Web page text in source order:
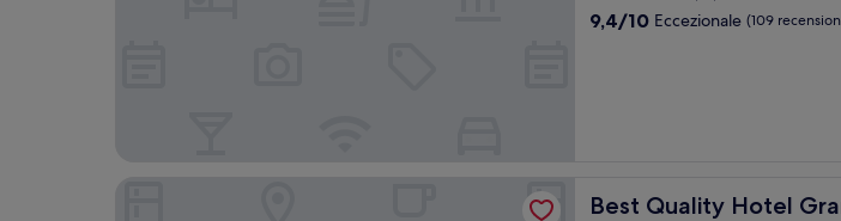
5.0
9.4
9,4/10 Eccezionale (109
Best Quality Hotel
Best Quality Hotel Gran